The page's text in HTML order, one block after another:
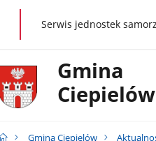
gov.plSerwis jednostek
Gmina
Ciepielów
Gmina Ciepielów